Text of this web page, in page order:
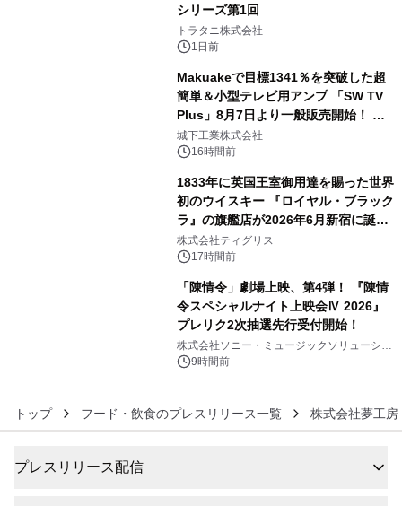
シリーズ第1回
トラタニ株式会社
1日前
Makuakeで目標1341％を突破した超
簡単＆小型テレビ用アンプ 「SW TV
Plus」8月7日より一般販売開始！ ケ
ーブル1本つなぐだけ、テレビの音が
ぐっと豊かに
城下工業株式会社
16時間前
1833年に英国王室御用達を賜った世界
初のウイスキー 『ロイヤル・ブラック
ラ』の旗艦店が2026年6月新宿に誕
生 バカルディ ジャパンと連携した
没入型バー「BAR Arca」
株式会社ティグリス
17時間前
「陳情令」劇場上映、第4弾！ 『陳情
令スペシャルナイト上映会Ⅳ 2026』
プレリク2次抽選先行受付開始！
株式会社ソニー・ミュージックソリューショ
ンズ9時間前
トップ フード・飲食のプレスリリース一覧 株式会社夢工房
プレスリリース配信